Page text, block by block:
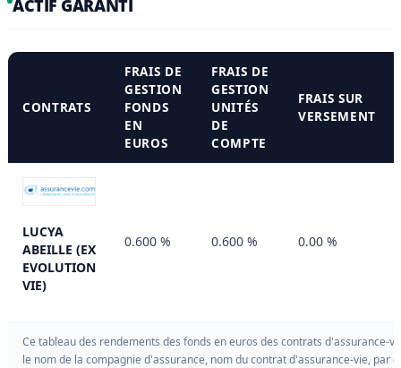
ACTIF GARANTI
CONTRATS
FRAIS DE
GESTION
FONDS
EN
EUROS
FRAIS DE
GESTION
UNITÉS
DE
COMPTE
FRAIS SUR
VERSEMENT
LUCYA
ABEILLE (EX
EVOLUTION
VIE)
0.600 % 0.600 % 0.00 %
Ce tableau des rendements des fonds en euros des contrats d'assurance-
le nom de la compagnie d'assurance, nom du contrat d'assurance-vie, par